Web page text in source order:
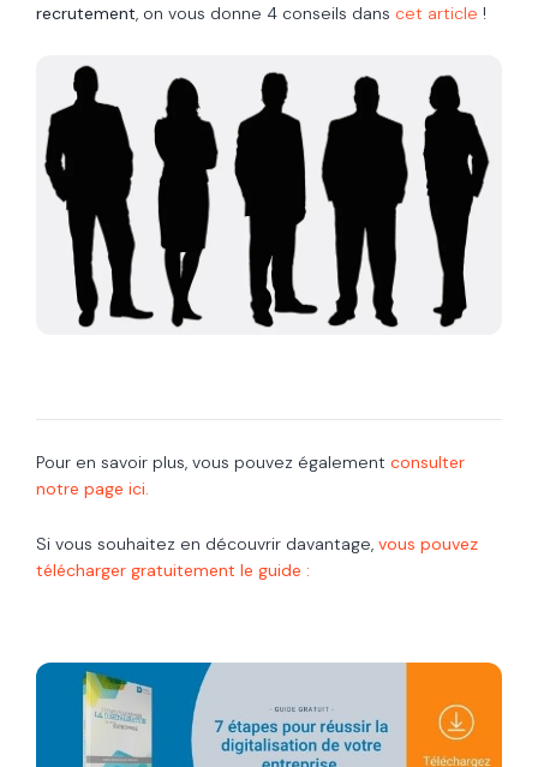
recrutement, on vous donne 4 conseils dans cet article !
Pour en savoir plus, vous pouvez également consulter
notre page ici.
Si vous souhaitez en découvrir davantage, vous pouvez
télécharger gratuitement le guide :